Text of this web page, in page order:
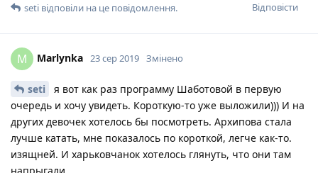
Відповісти
seti відповіли на це повідомлення.
M Marlynka 23 сер 2019 Змінено
seti
я вот как раз программу Шаботовой в первую
очередь и хочу увидеть. Короткую-то уже выложили))) И на
других девочек хотелось бы посмотреть. Архипова стала
лучше катать, мне показалось по короткой, легче как-то.
изящней. И харьковчанок хотелось глянуть, что они там